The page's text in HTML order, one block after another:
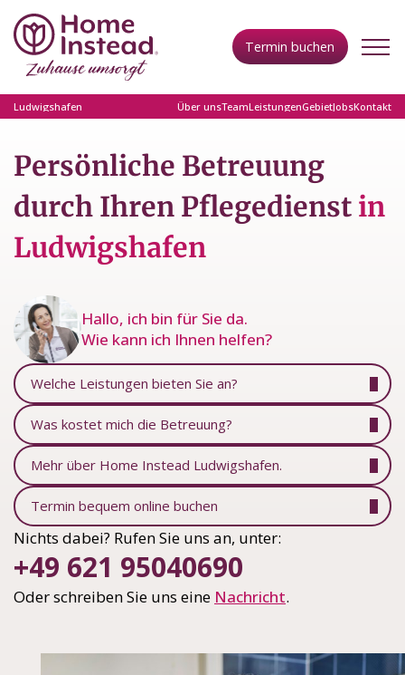
Termin buchen
Ludwigshafen Über unsTeamLeistungenGebietJobsKontakt
Persönliche Betreuung
durch Ihren Pflegedienst in
Ludwigshafen
Hallo, ich bin für Sie da.
Wie kann ich Ihnen helfen?
Welche Leistungen bieten Sie an?
Was kostet mich die Betreuung?
Mehr über Home Instead Ludwigshafen.
Termin bequem online buchen
Nichts dabei? Rufen Sie uns an, unter:
+49 621 95040690
Oder schreiben Sie uns eine Nachricht.